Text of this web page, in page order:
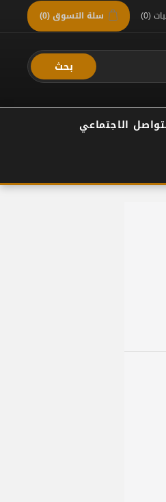
(0) سلة التسوق(0)
بحث
الاجتماعي